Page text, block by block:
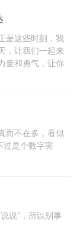
是这些时刻，我
，让我们一起来
量和勇气，让你
而不在多，看似
过是个数字罢
说”，所以别事